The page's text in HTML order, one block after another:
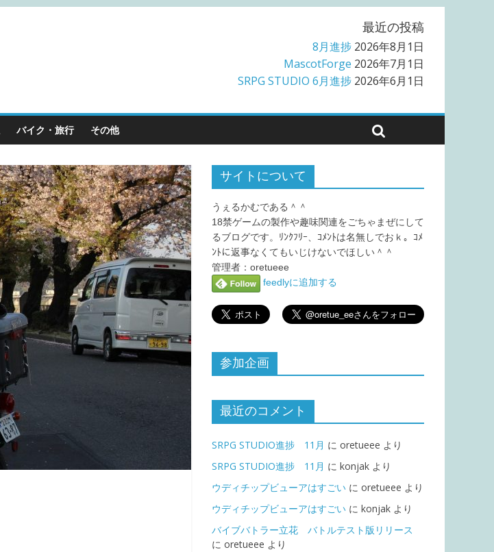
最近の投稿
8月進捗 2026年8月1日
MascotForge 2026年7月1日
SRPG STUDIO 6月進捗 2026年6月1日
バイク・旅行 その他
サイトについて
うぇるかむである＾＾
18禁ゲームの製作や趣味関連をごちゃまぜにして
るブログです。ﾘﾝｸﾌﾘｰ、ｺﾒﾝﾄは名無しでおｋ。ｺﾒ
ﾝﾄに返事なくてもいじけないでほしい＾＾
管理者：oretueee
feedlyに追加する
参加企画
最近のコメント
SRPG STUDIO進捗 11月 に oretueee より
SRPG STUDIO進捗 11月 に konjak より
ウディチップビューアはすごい に oretueee より
ウディチップビューアはすごい に konjak より
バイブバトラー立花 バトルテスト版リリース
に oretueee より